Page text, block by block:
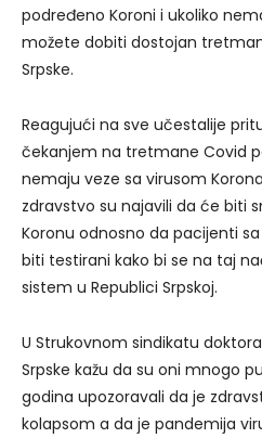
podređeno Koroni i ukoliko
možete dobiti dostojan
Srpske.
Reagujući na sve učestalije
čekanjem na tretmane Covid
nemaju veze sa virusom
zdravstvo su najavili da će biti
Koronu odnosno da pacijenti
biti testirani kako bi se na taj
sistem u Republici Srpskoj.
U Strukovnom sindikatu
Srpske kažu da su oni mnogo
godina upozoravali da je
kolapsom a da je pandemija